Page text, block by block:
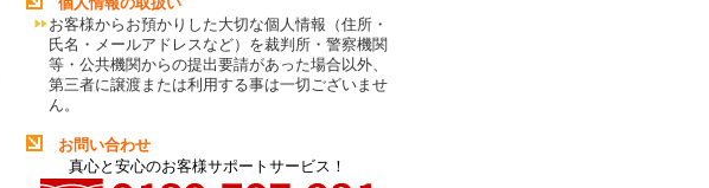
お客様からお預かりした大切な個人情報（住所・
氏名・メールアドレスなど）を裁判所・警察機関
等・公共機関からの提出要請があった場合以外、
第三者に譲渡または利用する事は一切ございませ
ん。
お問い合わせ
真心と安心のお客様サポートサービス！